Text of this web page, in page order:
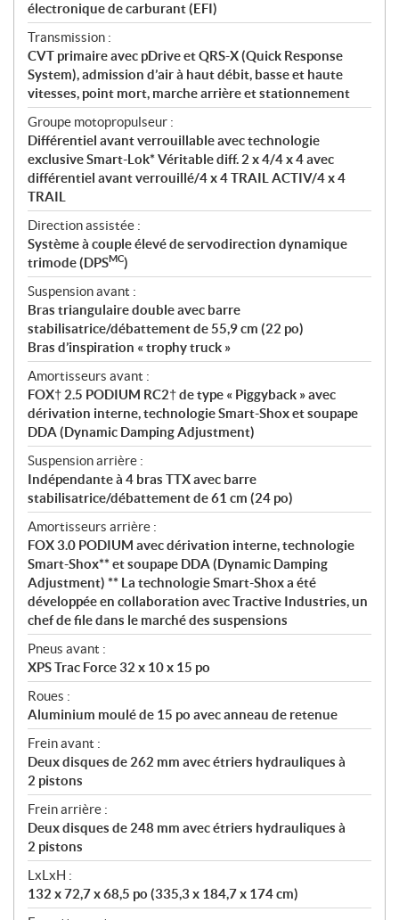
électronique de carburant (EFI)
Transmission :
CVT primaire avec pDrive et QRS-X (Quick Response
System), admission d’air à haut débit, basse et haute
vitesses, point mort, marche arrière et stationnement
Groupe motopropulseur :
Différentiel avant verrouillable avec technologie
exclusive Smart-Lok* Véritable diff. 2 x 4/4 x 4 avec
différentiel avant verrouillé/4 x 4 TRAIL ACTIV/4 x 4
TRAIL
Direction assistée :
Système à couple élevé de servodirection dynamique
trimode (DPSMC)
Suspension avant :
Bras triangulaire double avec barre
stabilisatrice/débattement de 55,9 cm (22 po)
Bras d’inspiration « trophy truck »
Amortisseurs avant :
FOX† 2.5 PODIUM RC2† de type « Piggyback » avec
dérivation interne, technologie Smart-Shox et soupape
DDA (Dynamic Damping Adjustment)
Suspension arrière :
Indépendante à 4 bras TTX avec barre
stabilisatrice/débattement de 61 cm (24 po)
Amortisseurs arrière :
FOX 3.0 PODIUM avec dérivation interne, technologie
Smart-Shox** et soupape DDA (Dynamic Damping
Adjustment) ** La technologie Smart-Shox a été
développée en collaboration avec Tractive Industries, un
chef de file dans le marché des suspensions
Pneus avant :
XPS Trac Force 32 x 10 x 15 po
Roues :
Aluminium moulé de 15 po avec anneau de retenue
Frein avant :
Deux disques de 262 mm avec étriers hydrauliques à
2 pistons
Frein arrière :
Deux disques de 248 mm avec étriers hydrauliques à
2 pistons
LxLxH :
132 x 72,7 x 68,5 po (335,3 x 184,7 x 174 cm)